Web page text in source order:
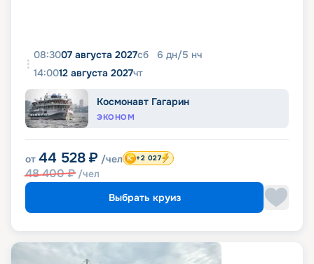
08:3007 августа 2027сб 6 дн/5 нч
14:0012 августа 2027чт
Космонавт Гагарин
ЭКОНОМ
от 44 528 ₽ /чел
48 400₽ /чел
+2 027
Выбрать круиз